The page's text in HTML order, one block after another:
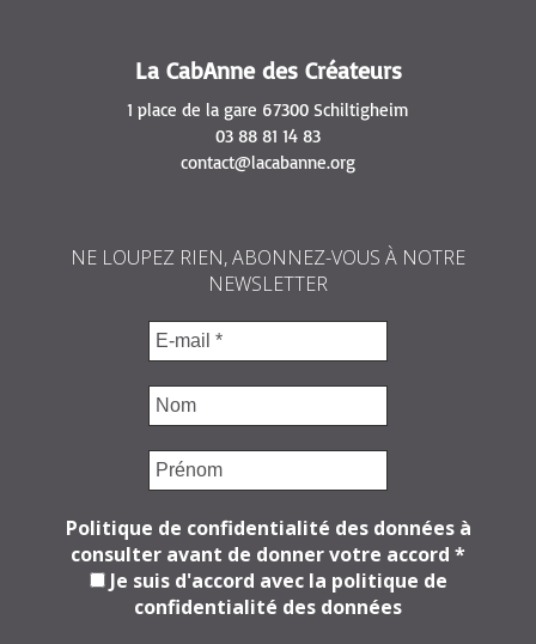
La CabAnne des Créateurs
1 place de la gare 67300 Schiltigheim
03 88 81 14 83
contact@lacabanne.org
NE LOUPEZ RIEN, ABONNEZ-VOUS À NOTRE
NEWSLETTER
Politique de confidentialité des données à
consulter avant de donner votre accord *
Je suis d'accord avec la politique de
confidentialité des données